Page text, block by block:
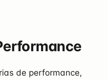
de performance,